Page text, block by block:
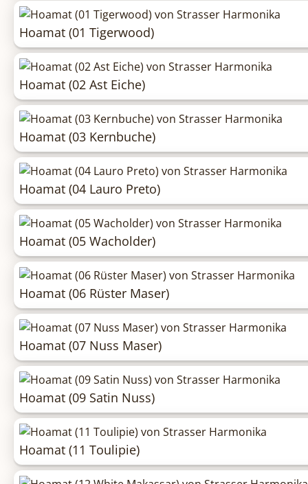
Hoamat (01 Tigerwood)
Hoamat (02 Ast Eiche)
Hoamat (03 Kernbuche)
Hoamat (04 Lauro Preto)
Hoamat (05 Wacholder)
Hoamat (06 Rüster Maser)
Hoamat (07 Nuss Maser)
Hoamat (09 Satin Nuss)
Hoamat (11 Toulipie)